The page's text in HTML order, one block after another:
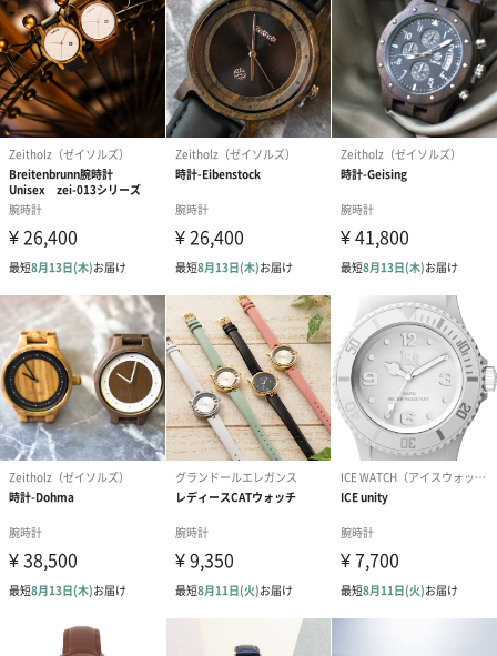
世界のトレンドを先取りするなら、やっぱりHENRY LONDON！お
手頃価格でアンティーク風のデザインを手にできるのが魅力のひ
とつです。
ブランド誕生の背景
きっかけは、2人の若いデザイナーが、ロンドンのノッティング・
ヒル ポートペロー通りの骨董市でスイス製のヴィンテージウォッ
チを見つけたことでした。このヴィンテージウォッチに惚れ込ん
だデザイナーたちの想いは、やがて『この時計を現代に蘇らせた
い』とまで考えるようになり、2015年に「ヘンリーロンドン」が
誕生しました。
商品詳細情報
商品本体サイ
幅34mm×奥行12mm×高さ34mm
商品本体重量
パッケージ内
取扱説明書、 保証書
パッケージ外